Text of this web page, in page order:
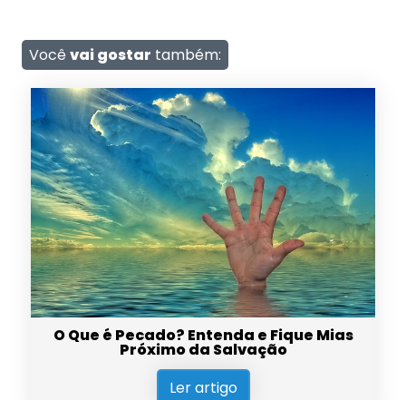
Você vai gostar também:
O Que é Pecado? Entenda e Fique Mias
Próximo da Salvação
Ler artigo